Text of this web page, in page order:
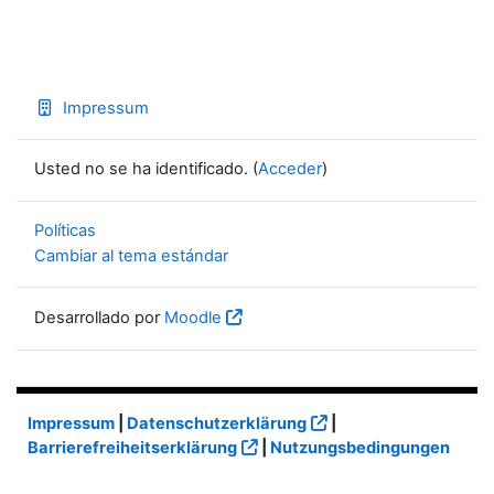
Impressum
Usted no se ha identificado. (Acceder)
Políticas
Cambiar al tema estándar
Desarrollado por Moodle
Impressum Datenschutzerklärung
Barrierefreiheitserklärung
Nutzungsbedingungen